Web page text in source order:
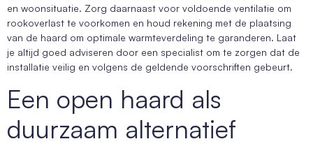
en woonsituatie. Zorg daarnaast voor voldoende ventilatie om
rookoverlast te voorkomen en houd rekening met de plaatsing
van de haard om optimale warmteverdeling te garanderen. Laat
je altijd goed adviseren door een specialist om te zorgen dat de
installatie veilig en volgens de geldende voorschriften gebeurt.
Een open haard als
duurzaam alternatief